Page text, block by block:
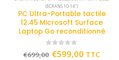
(ECRANS 10-14")
PC Ultra-Portable tactile
12.45 Microsoft Surface
Laptop Go reconditionné
out of 5
€699,00 €599,00 TTC